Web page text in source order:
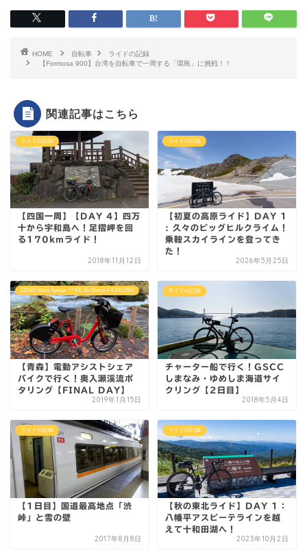
HOME 自転車
ライドの記録
【Formosa 900】台湾を自転車で一周する「環島」に挑戦！！
関連記事はこちら
ライドの記録
【四国一周】【DAY 4】四万
十から宇和島へ！足摺岬を回
る170kmライド！
2018年11月12日
ライドの記録
【初夏の高原ライド】DAY 1
: 久々のビッグヒルクライム！
乗鞍スカイラインを登ってき
た！
2026年5月25日
ZEISS Vario-Tessar T* FE 16-35mm F4 ZA OSS
【青森】電動アシストシェア
バイクで行く！奥入瀬渓流ポ
タリング【FINAL DAY】
2019年1月15日
ライドの記録
チャーター船で行く！GSCC
しまなみ・ゆめしま海道サイ
クリング【2日目】
2018年5月4日
ライドの記録
【1日目】国道最高地点「渋
峠」と雪の壁
2017年8月8日
ライドの記録
【秋の東北ライド】DAY 1：
八幡平アスピーテラインを越
えて十和田湖へ！
2023年10月2日